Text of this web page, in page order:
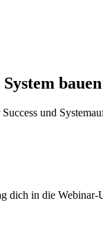
System
und
in die